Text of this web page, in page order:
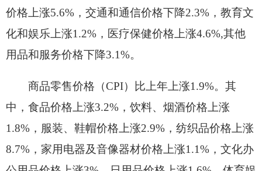
0.3%,家具价格上涨12%，化妆品价格下降0.1%，金
银珠宝价格下降2%，中西药品及医疗保健用品价格
3.3%。
积极培育扶持电子商务发展，建成市级电子商
务“四个中心”和58个乡村服务站点。实现木纳格葡
萄、无花果等特色农产品线上线下流水交易641万